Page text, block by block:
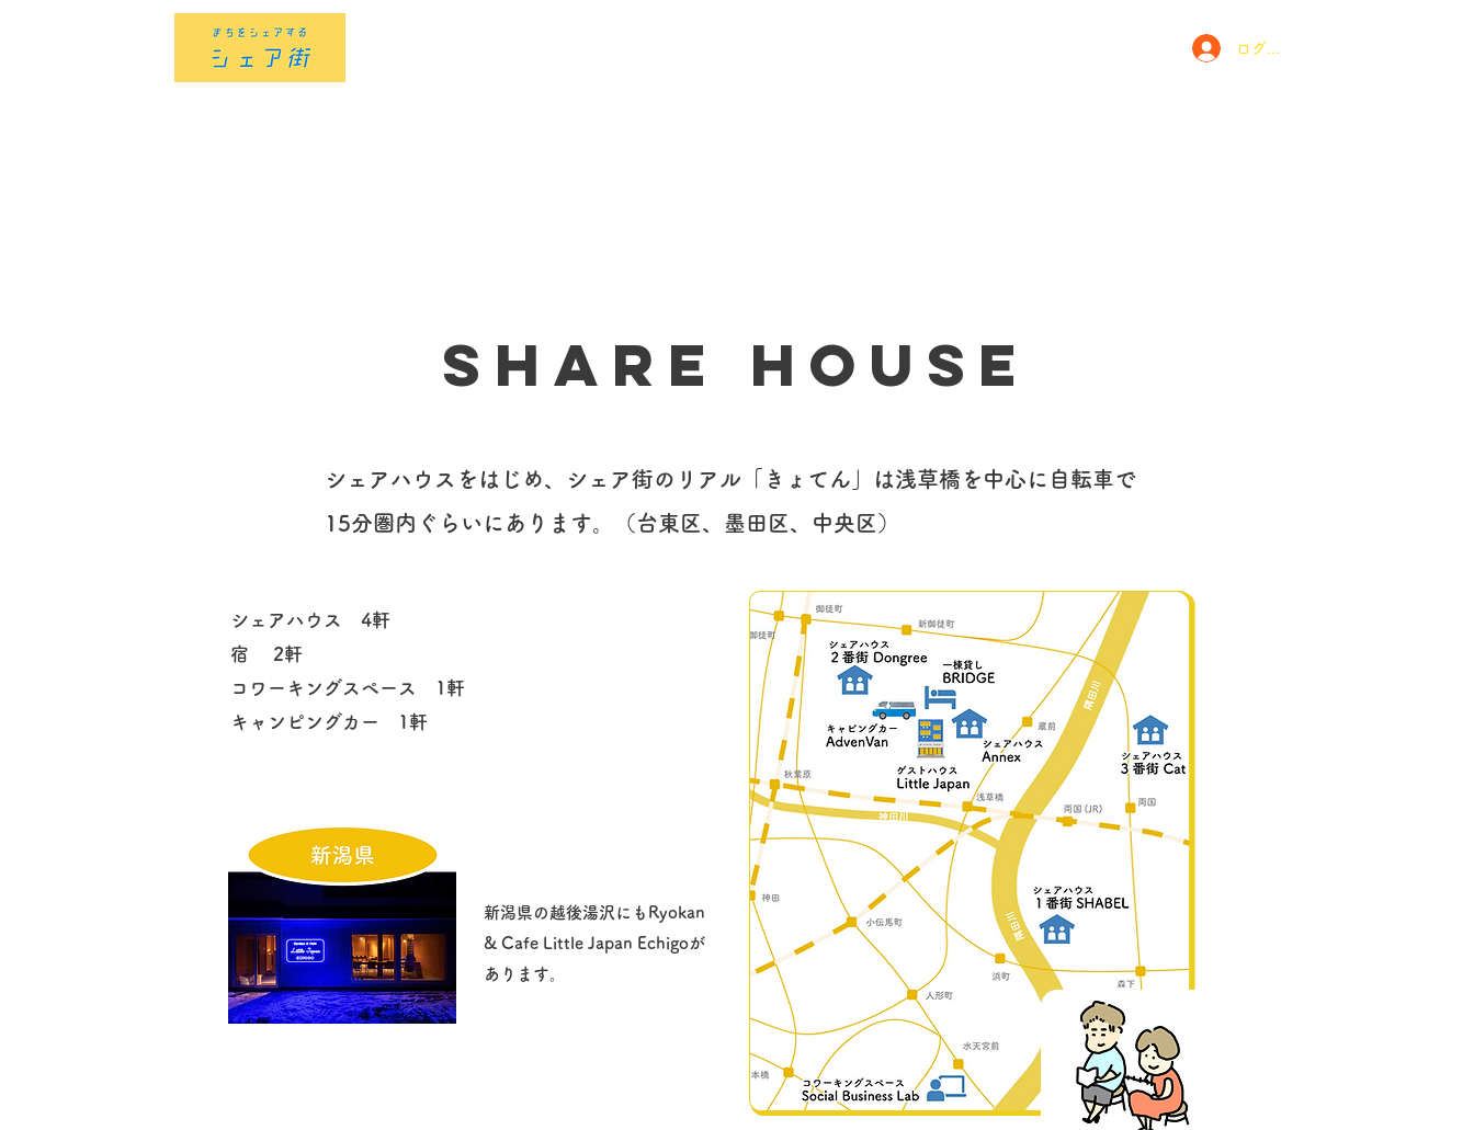
ログイン
share house
シェアハウスをはじめ、シェア街のリアル「きょてん」は浅草橋を中心に自転車で
15分圏内ぐらいにあります。（台東区、墨田区、中央区）
シェアハウス 4軒
宿 2軒
コワーキングスペース 1軒
キャンピングカー 1軒
新潟県の越後湯沢にもRyokan
& Cafe Little Japan Echigoが
あります。